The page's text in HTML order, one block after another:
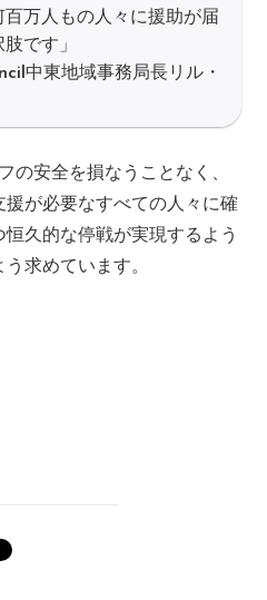
万人もの人々に援助が届
です」
中東地域事務局長リル・
の安全を損なうことなく、
が必要なすべての人々に確
久的な停戦が実現するよう
求めています。